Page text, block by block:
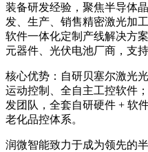
装备研发经验，聚焦半导体
发、生产、销售精密激光加
软件一体化定制产线解决方
元器件、光伏电池厂商，支
核心优势：自研贝塞尔激光
运动控制、全自主工控软件
发团队，全套自研硬件 + 软
老化品控体系。
润微智能致力于成为领先的